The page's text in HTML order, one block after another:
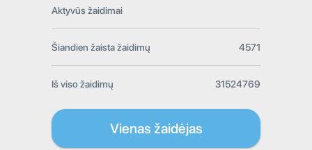
Aktyvūs žaidimai
Šiandien žaista žaidimų 4571
Iš viso žaidimų 31524769
Vienas žaidėjas